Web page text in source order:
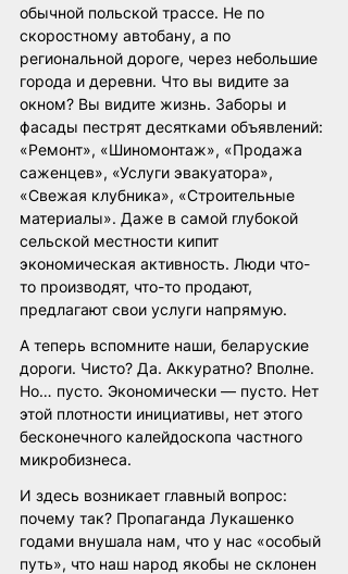
обычной польской трассе. Не по
скоростному автобану, а по
региональной дороге, через небольшие
города и деревни. Что вы видите за
окном? Вы видите жизнь. Заборы и
фасады пестрят десятками объявлений:
«Ремонт», «Шиномонтаж», «Продажа
саженцев», «Услуги эвакуатора»,
«Свежая клубника», «Строительные
материалы». Даже в самой глубокой
сельской местности кипит
экономическая активность. Люди что-
то производят, что-то продают,
предлагают свои услуги напрямую.
А теперь вспомните наши, беларуские
дороги. Чисто? Да. Аккуратно? Вполне.
Но… пусто. Экономически — пусто. Нет
этой плотности инициативы, нет этого
бесконечного калейдоскопа частного
микробизнеса.
И здесь возникает главный вопрос:
почему так? Пропаганда Лукашенко
годами внушала нам, что у нас «особый
путь», что наш народ якобы не склонен